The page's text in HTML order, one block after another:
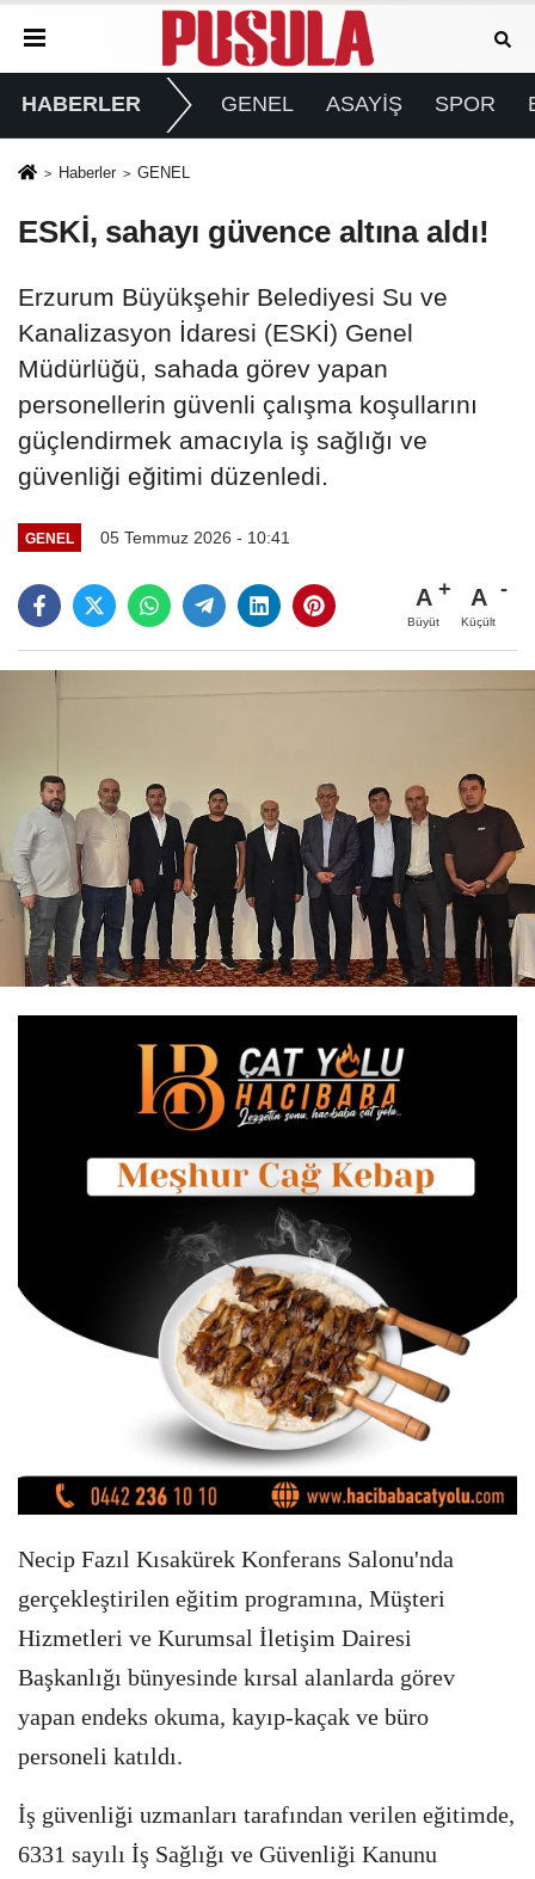
HABERLER GENEL ASAYİŞ SPOR
Haberler GENEL
ESKİ, sahayı güvence altına aldı!
Erzurum Büyükşehir Belediyesi Su ve
Kanalizasyon İdaresi (ESKİ) Genel
Müdürlüğü, sahada görev yapan
personellerin güvenli çalışma koşullarını
güçlendirmek amacıyla iş sağlığı ve
güvenliği eğitimi düzenledi.
GENEL 05 Temmuz 2026 - 10:41
A
Büyüt
A
Küçült
Necip Fazıl Kısakürek Konferans Salonu'nda
gerçekleştirilen eğitim programına, Müşteri
Hizmetleri ve Kurumsal İletişim Dairesi
Başkanlığı bünyesinde kırsal alanlarda görev
yapan endeks okuma, kayıp-kaçak ve büro
personeli katıldı.
İş güvenliği uzmanları tarafından verilen eğitimde,
6331 sayılı İş Sağlığı ve Güvenliği Kanunu